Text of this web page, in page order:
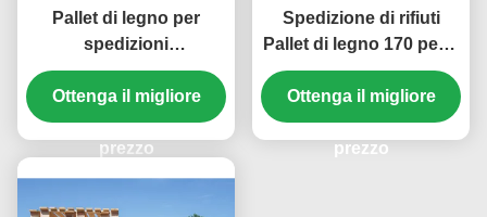
Pallet di legno per
spedizioni
personalizzate
Ottenga il migliore
prezzo
Spedizione di rifiuti
Pallet di legno 170 pezzi
Capacità scatole
pieghevoli di pallet di
legno
Ottenga il migliore
prezzo